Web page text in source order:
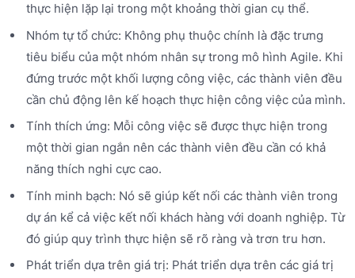
thực hiện lặp lại trong một khoảng thời gian cụ thể.
Nhóm tự tổ chức: Không phụ thuộc chính là đặc trưng
tiêu biểu của một nhóm nhân sự trong mô hình Agile. Khi
đứng trước một khối lượng công việc, các thành viên đều
cần chủ động lên kế hoạch thực hiện công việc của mình.
Tính thích ứng: Mỗi công việc sẽ được thực hiện trong
một thời gian ngắn nên các thành viên đều cần có khả
năng thích nghi cực cao.
Tính minh bạch: Nó sẽ giúp kết nối các thành viên trong
dự án kể cả việc kết nối khách hàng với doanh nghiệp. Từ
đó giúp quy trình thực hiện sẽ rõ ràng và trơn tru hơn.
Phát triển dựa trên giá trị: Phát triển dựa trên các giá trị